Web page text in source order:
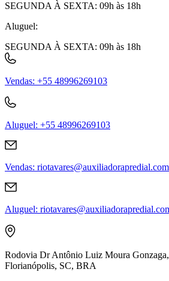
SEGUNDA À SEXTA: 09h às 18h
Aluguel:
SEGUNDA À SEXTA: 09h às 18h
Vendas: +55 48996269103
Aluguel: +55 48996269103
Vendas:
Aluguel:
Rodovia Dr Antônio Luiz Moura
Florianópolis, SC, BRA